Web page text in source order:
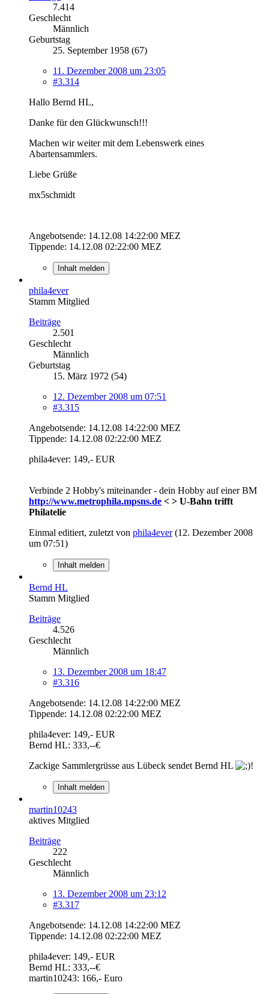
7.414
Geschlecht
Männlich
Geburtstag
25. September 1958 (67)
11. Dezember 2008 um 23:05
#3.314
Hallo Bernd HL,
Danke für den Glückwunsch!!!
Machen wir weiter mit dem Lebenswerk eines
Abartensammlers.
Liebe Grüße
mx5schmidt
Angebotsende: 14.12.08 14:22:00 MEZ
Tippende: 14.12.08 02:22:00 MEZ
Inhalt melden
phila4ever
Stamm Mitglied
Beiträge
2.501
Geschlecht
Männlich
Geburtstag
15. März 1972 (54)
12. Dezember 2008 um 07:51
#3.315
Angebotsende: 14.12.08 14:22:00 MEZ
Tippende: 14.12.08 02:22:00 MEZ
phila4ever: 149,- EUR
Verbinde 2 Hobby's miteinander - dein Hobby auf einer BM
http://www.metrophila.mpsns.de < > U-Bahn trifft
Philatelie
Einmal editiert, zuletzt von phila4ever(12. Dezember 2008
um 07:51)
Inhalt melden
Bernd HL
Stamm Mitglied
Beiträge
4.526
Geschlecht
Männlich
13. Dezember 2008 um 18:47
#3.316
Angebotsende: 14.12.08 14:22:00 MEZ
Tippende: 14.12.08 02:22:00 MEZ
phila4ever: 149,- EUR
Bernd HL: 333,--€
Zackige Sammlergrüsse aus Lübeck sendet Bernd HL
!
Inhalt melden
martin10243
aktives Mitglied
Beiträge
222
Geschlecht
Männlich
13. Dezember 2008 um 23:12
#3.317
Angebotsende: 14.12.08 14:22:00 MEZ
Tippende: 14.12.08 02:22:00 MEZ
phila4ever: 149,- EUR
Bernd HL: 333,--€
martin10243: 166,- Euro